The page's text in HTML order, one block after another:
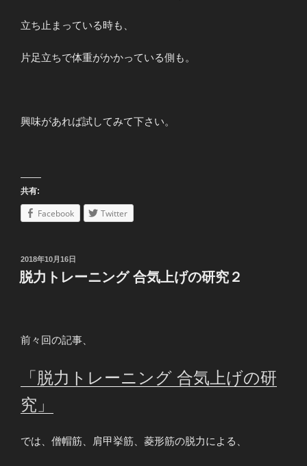
立ち止まっている時も、
片足立ちで体重がかかっている側も。
興味があれば試してみて下さい。
共有:
Facebook Twitter
投
稿
日:
2018年10月16日
脱力トレーニング 合気上げの研究２
前々回の記事、
「脱力トレーニング 合気上げの研
究」
では、僧帽筋、肩甲挙筋、菱形筋の脱力による、